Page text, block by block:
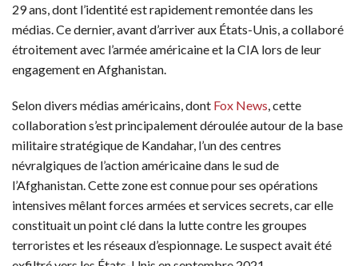
29 ans, dont l’identité est rapidement remontée dans les
médias. Ce dernier, avant d’arriver aux États-Unis, a collaboré
étroitement avec l’armée américaine et la CIA lors de leur
engagement en Afghanistan.
Selon divers médias américains, dont Fox News, cette
collaboration s’est principalement déroulée autour de la base
militaire stratégique de Kandahar, l’un des centres
névralgiques de l’action américaine dans le sud de
l’Afghanistan. Cette zone est connue pour ses opérations
intensives mêlant forces armées et services secrets, car elle
constituait un point clé dans la lutte contre les groupes
terroristes et les réseaux d’espionnage. Le suspect avait été